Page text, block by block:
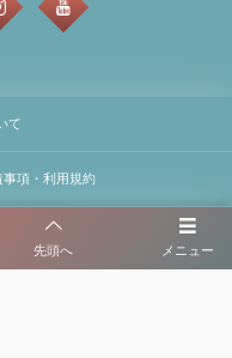
メニュー
先頭へ
て
項・利用規約